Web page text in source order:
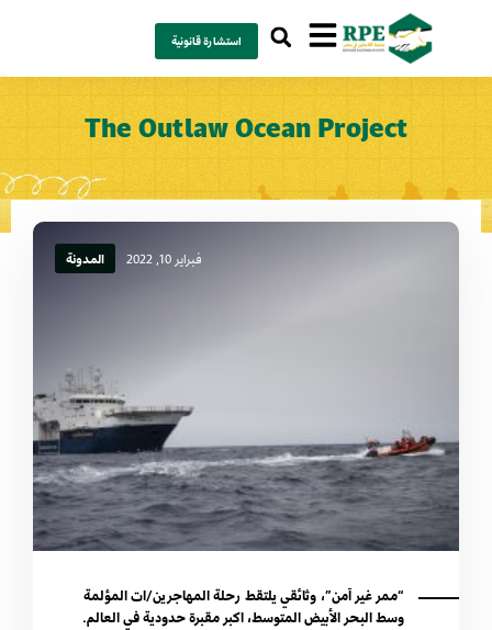
استشارة قانونية
The Outlaw Ocean Project
فبراير 10, 2022 المدونة
“ممر غير آمن”، وثائقي يلتقط رحلة المهاجرين/ات المؤلمة
وسط البحر الأبيض المتوسط، اكبر مقبرة حدودية في العالم.